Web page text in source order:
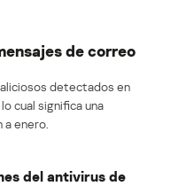
de correo
detectados en
cual significa una
a enero.
del antivirus de